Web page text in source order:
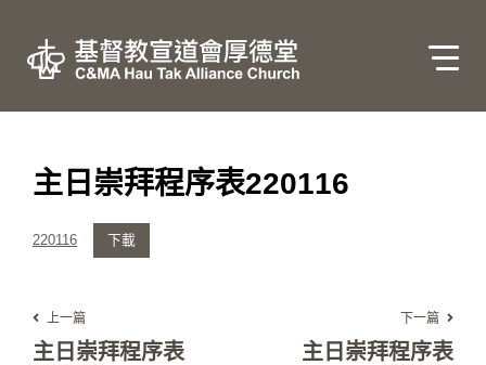
主日崇拜程序表220116
220116 下載
上一篇
主日崇拜程序表
下一篇
主日崇拜程序表